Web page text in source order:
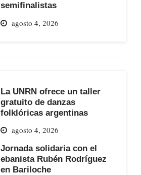
semifinalistas
agosto 4, 2026
La UNRN ofrece un taller
gratuito de danzas
folklóricas argentinas
agosto 4, 2026
Jornada solidaria con el
ebanista Rubén Rodríguez
en Bariloche